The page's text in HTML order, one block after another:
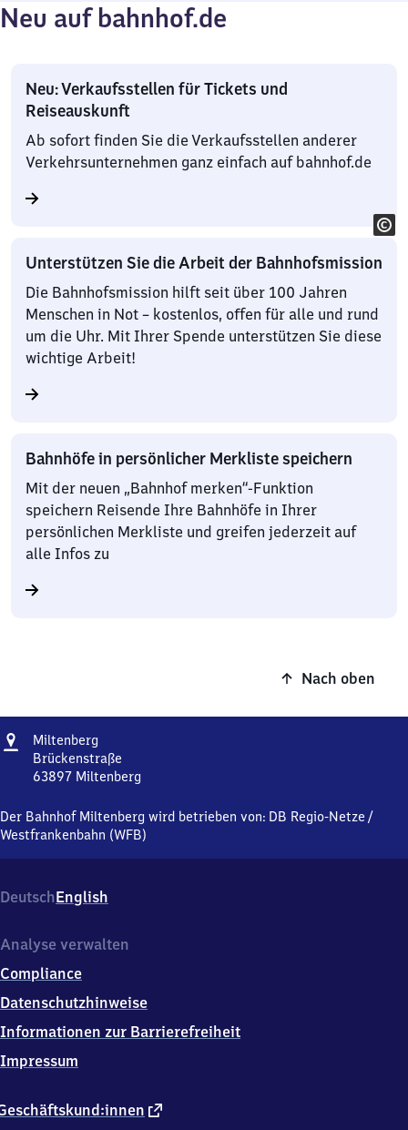
Neu auf bahnhof.de
Neu: Verkaufsstellen für Tickets und
Reiseauskunft
Ab sofort finden Sie die Verkaufsstellen anderer
Verkehrsunternehmen ganz einfach auf bahnhof.de
Unterstützen Sie die Arbeit der Bahnhofsmission
Die Bahnhofsmission hilft seit über 100 Jahren
Menschen in Not – kostenlos, offen für alle und rund
um die Uhr. Mit Ihrer Spende unterstützen Sie diese
wichtige Arbeit!
Bahnhöfe in persönlicher Merkliste speichern
Mit der neuen „Bahnhof merken“-Funktion
speichern Reisende Ihre Bahnhöfe in Ihrer
persönlichen Merkliste und greifen jederzeit auf
alle Infos zu
Nach oben
Adresse
Miltenberg
Brückenstraße
63897 Miltenberg
Brückenstraße,
6
7
Der Bahnhof Miltenberg wird betrieben von: DB Regio-Netze /
Westfrankenbahn (WFB)
DeutschEnglish
externer
Analyse verwalten
Compliance
Datenschutzhinweise
Informationen zur Barrierefreiheit
Impressum